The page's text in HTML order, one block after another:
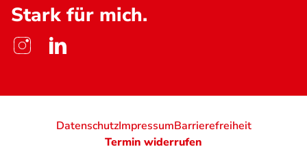
Stark für mich.
DatenschutzImpressumBarrierefreiheit
Termin widerrufen